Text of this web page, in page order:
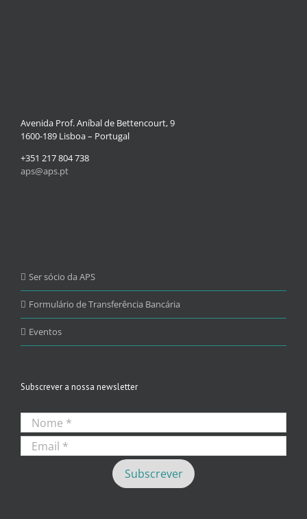
Avenida Prof. Aníbal de Bettencourt, 9
1600-189 Lisboa – Portugal
+351 217 804 738
aps@aps.pt
Ser sócio da APS
Formulário de Transferência Bancária
Eventos
Subscrever a nossa newsletter